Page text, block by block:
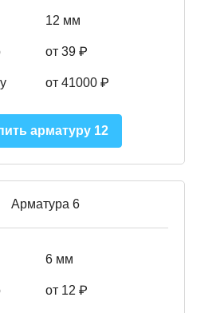
12 мм
от 39 ₽
от 41000 ₽
арматуру 12
Арматура 6
6 мм
от 12 ₽